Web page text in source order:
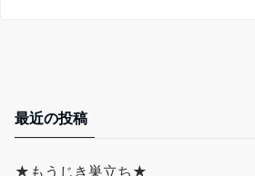
最近の投稿
★もうじき巣立ち★